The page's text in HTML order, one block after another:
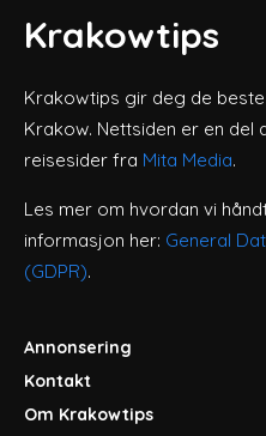
Krakowtips
Krakowtips gir deg de
Krakow. Nettsiden er en
reisesider fra Mita Media.
Les mer om hvordan vi
informasjon her: General
(GDPR).
Annonsering
Kontakt
Om Krakowtips